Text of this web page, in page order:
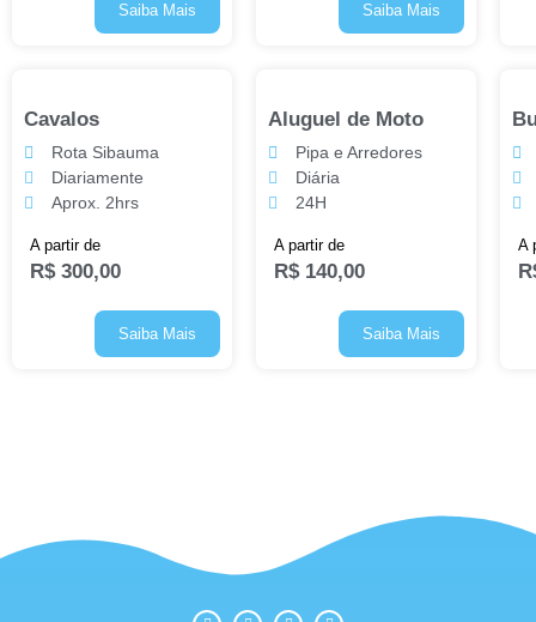
Saiba Mais Saiba Mais
Cavalos
Rota Sibauma
Diariamente
Aprox. 2hrs
A partir de
R$300,00
Saiba Mais
Aluguel de Moto
Pipa e Arredores
Diária
24H
A partir de
R$140,00
Saiba Mais
A